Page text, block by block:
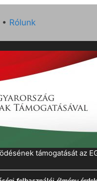
• Rólunk
támogatását az